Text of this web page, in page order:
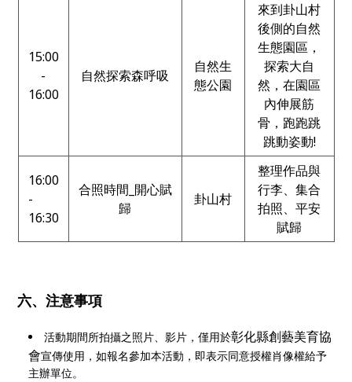
15:00
-
16:00
自然探索森呼吸
自然生
態公園
來到卦山村
後側的自然
生態園區，
探索大自
然，在園區
內伸展筋
骨，跑跑跳
跳動姿動!
16:00
-
16:30
合照時間_開心賦
歸
卦山村
整理作品與
行李、集合
拍照、平安
賦歸
六、注意事項
活動期間所拍攝之照片、影片，僅用於彰化縣創藝美育協
會宣傳使用，如報名參加本活動，即表示同意授權肖像權給予
主辦單位。